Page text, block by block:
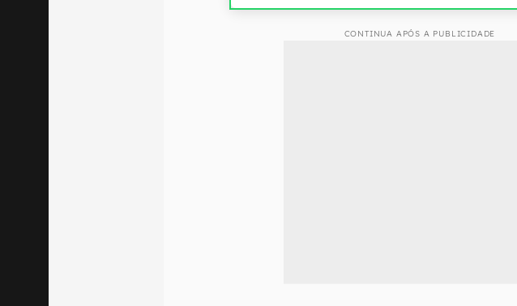
CONTINUA APÓS A PUBLICIDADE